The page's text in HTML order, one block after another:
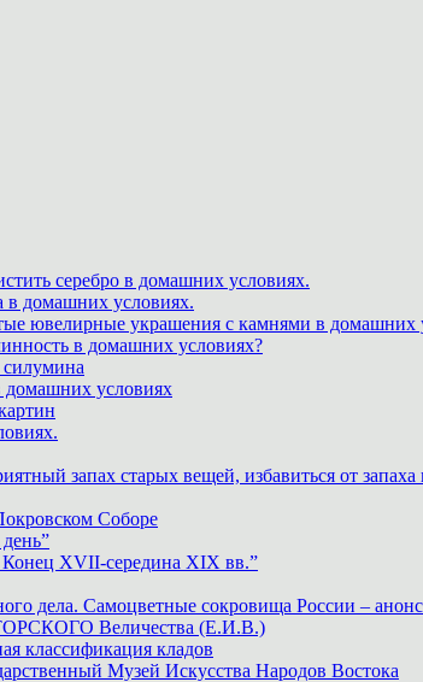
серебро в домашних условиях.
в домашних условиях.
ювелирные украшения с камнями в домашних
в домашних условиях?
домашних условиях
запах старых вещей, избавиться от
Соборе
XVII-середина XIX вв.”
дела. Самоцветные сокровища России – анонс
Величества (Е.И.В.)
классификация кладов
Музей Искусства Народов Востока